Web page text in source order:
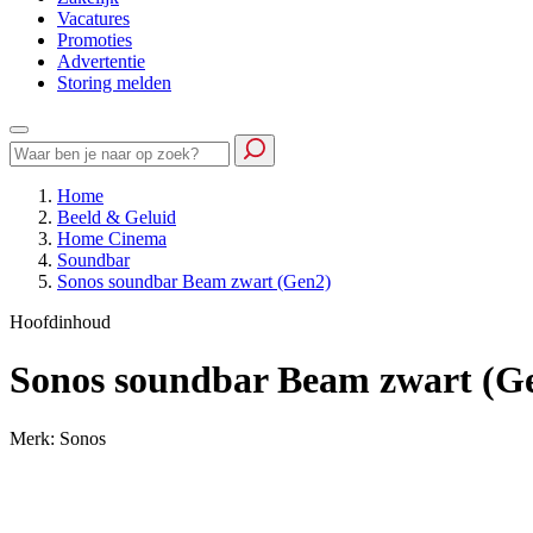
Vacatures
Promoties
Advertentie
Storing melden
Home
Beeld & Geluid
Home Cinema
Soundbar
Sonos soundbar Beam zwart (Gen2)
Hoofdinhoud
Sonos soundbar Beam zwart
Merk: Sonos